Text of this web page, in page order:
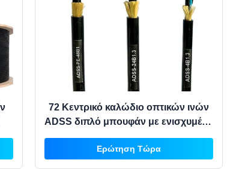
72 Κεντρικό καλώδιο οπτικών ινών
ADSS διπλό μπουφάν με ενισχυμένο
νήμα αραμιδίου για δίκτυο
επικοινωνίας εναέριας ισχύος
Ερώτηση Τώρα